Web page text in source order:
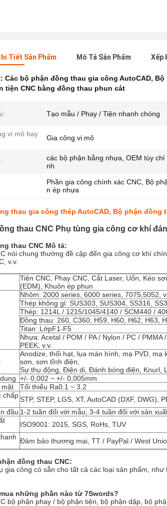
Tiết Sản Phẩm Mô Tả Sản Phẩm Xếp
Các bộ phận đồng thau gia công AutoCAD, Bộ
tiện CNC bằng đồng thau phun cát
Tạo mẫu / Phay / Tiện nhanh chóng
vi mô hay
Gia công vi mô
các bộ phận bằng nhựa, OEM tùy chỉ
nh
Phần gia công chính xác CNC, Bộ phậ
n ép nhựa
thau gia công thép AutoCAD, Bộ phận đồng
thau CNC Phụ tùng gia công cơ khí
thau CNC Mô tả:
nói chung thường đề cập đến gia công cơ khí
v.v.
Tiện CNC, Phay CNC, Cắt Laser, Uốn, Kéo
(EDM), Khuôn ép phun
Nhôm: 2000 series, 6000 series, 7075,5052,
Thép không gỉ: SUS303, SUS304, SS316,
Thép: 1214L / 1215/1045/4140 / SCM440 /
Đồng thau: 260, C360, H59, H60, H62, H63,
Titan: LớpF1-F5
Nhựa: Acetal / POM / PA / Nylon / PC / PMMA
PEEK, v.v.
Anodize, thổi hạt, lụa màn hình, mạ PVD, mạ
sơn, sơn tĩnh điện,
Sự thụ động, Điện di, Đánh bóng điện, Knurl,
+/- 0,002 ~ +/- 0,005mm
Tối thiểu Ra0.1 ~ 3.2
chấpSTP, STEP, LGS, XT, AutoCAD (DXF, DWG),
đầu 1-2 tuần đối với mẫu, 3-4 tuần đối với sản
ISO9001: 2015, SGS, RoHs, TUV
Đảm bảo thương mại, TT / PayPal / West
đồng thau CNC:
gia công có sẵn cho tất cả các loại sản phẩm,
những phần nào từ 7Swords?
bộ phận phay / bộ phận tiện, bộ phận dập, bộ